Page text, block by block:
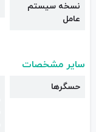
نسخه سیستم
عامل
سایر مشخصات
حسگرها